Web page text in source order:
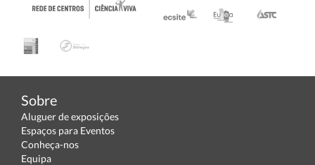
Sobre
Aluguer de exposições
Espaços para Eventos
Conheça-nos
Equipa